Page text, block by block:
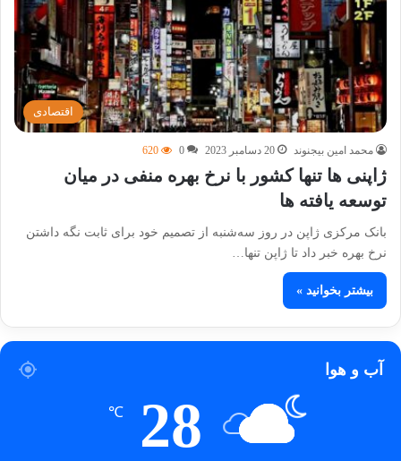
اقتصادی
محمد امین بیجنوند 20 دسامبر 2023 0
620
ژاپنی ها تنها کشور با نرخ بهره منفی در میان
توسعه یافته ها
بانک مرکزی ژاپن در روز سه‌شنبه از تصمیم خود برای ثابت نگه داشتن
نرخ بهره خبر داد تا ژاپن تنها…
بیشتر بخوانید »
آب و هوا
28
℃